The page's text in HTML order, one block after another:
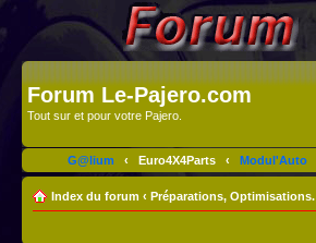
Forum Le-Pajero.com
Tout sur et pour votre Pajero.
G@lium ‹ Euro4X4Parts ‹ Modul'Auto
Index du forum ‹ Préparations, Optimisations.